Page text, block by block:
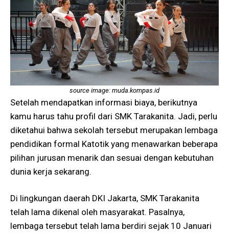
source image: muda.kompas.id
Setelah mendapatkan informasi biaya, berikutnya
kamu harus tahu profil dari SMK Tarakanita. Jadi, perlu
diketahui bahwa sekolah tersebut merupakan lembaga
pendidikan formal Katotik yang menawarkan beberapa
pilihan jurusan menarik dan sesuai dengan kebutuhan
dunia kerja sekarang.
Di lingkungan daerah DKI Jakarta, SMK Tarakanita
telah lama dikenal oleh masyarakat. Pasalnya,
lembaga tersebut telah lama berdiri sejak 10 Januari